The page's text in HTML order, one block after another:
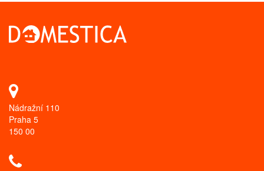
Nádražní 110
Praha 5
150 00